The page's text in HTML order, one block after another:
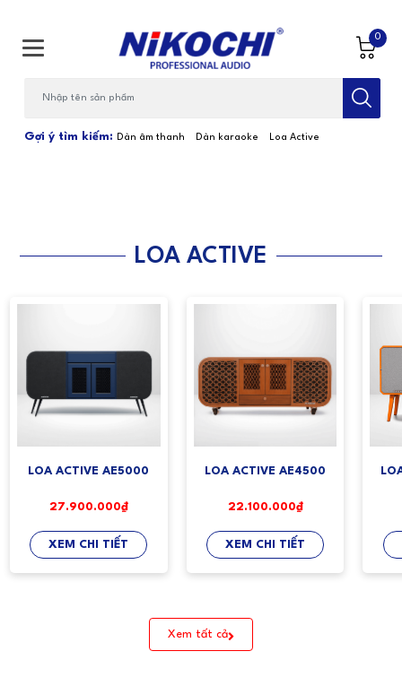
Gợi ý tìm kiếm: Dàn âm thanh Dàn karaoke Loa Active
0
LOA ACTIVE
LOA ACTIVE AE5000
27.900.000₫
XEM CHI TIẾT
LOA ACTIVE AE4500
22.100.000₫
XEM CHI TIẾT
Xem tất cả